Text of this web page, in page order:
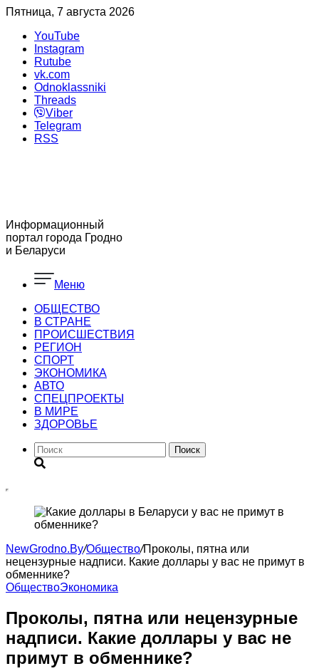
Пятница, 7 августа 2026
YouTube
Instagram
Rutube
vk.com
Odnoklassniki
Threads
Viber
Telegram
RSS
Информационный
портал города Гродно
и Беларуси
Меню
ОБЩЕСТВО
В СТРАНЕ
ПРОИСШЕСТВИЯ
РЕГИОН
CПОРТ
ЭКОНОМИКА
АВТО
СПЕЦПРОЕКТЫ
В МИРЕ
ЗДОРОВЬЕ
Поиск
NewGrodno.By/Общество/Проколы, пятна или
нецензурные надписи. Какие доллары у вас не примут в
обменнике?
ОбществоЭкономика
Проколы, пятна или нецензурные
надписи. Какие доллары у вас не
примут в обменнике?